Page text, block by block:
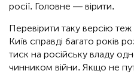
росії. Головне — вірити.
Перевірити таку версію
Київ справді багато років
тиск на російську владу
чинником війни. Якщо не